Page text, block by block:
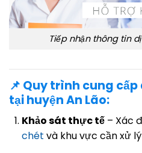
Tiếp nhận thông tin
📌 Quy trình cung
tại huyện An Lão:
Khảo sát thực tế– Xác
chét và khu vực cần xử lý